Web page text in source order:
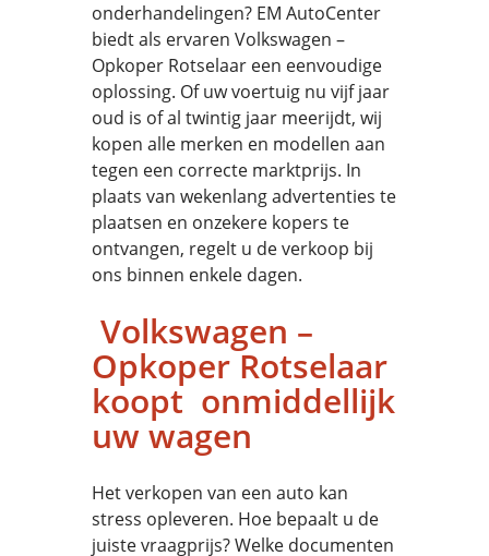
onderhandelingen? EM AutoCenter
biedt als ervaren Volkswagen –
Opkoper Rotselaar een eenvoudige
oplossing. Of uw voertuig nu vijf jaar
oud is of al twintig jaar meerijdt, wij
kopen alle merken en modellen aan
tegen een correcte marktprijs. In
plaats van wekenlang advertenties te
plaatsen en onzekere kopers te
ontvangen, regelt u de verkoop bij
ons binnen enkele dagen.
Volkswagen –
Opkoper Rotselaar
koopt onmiddellijk
uw wagen
Het verkopen van een auto kan
stress opleveren. Hoe bepaalt u de
juiste vraagprijs? Welke documenten